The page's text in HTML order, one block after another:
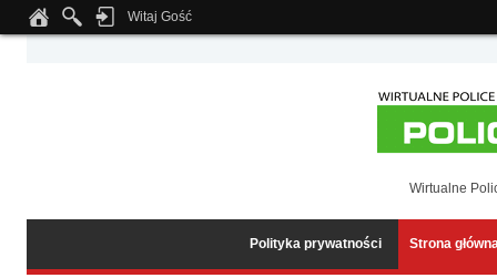
Notice: Undefined index: tapatalk_body_hook in
Witaj Gość
Wirtualne
Polityka prywatności Strona